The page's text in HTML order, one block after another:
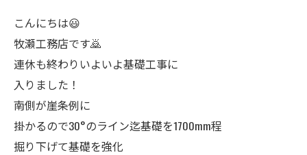
こんにちは😃
牧瀬工務店です🙇
連休も終わりいよいよ基礎工事に
入りました！
南側が崖条例に
掛かるので30°のライン迄基礎を1700mm程
掘り下げて基礎を強化